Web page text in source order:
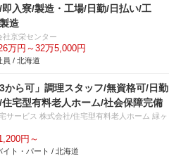
入寮/製造・工場/日勤/日払い/工
造
社京栄センター
万円～32万5,000円
員 / 北海道
3から可」調理スタッフ/無資格可/日勤
宅型有料老人ホーム/社会保障完備
サービス 株式会社/住宅型有料老人ホーム 緑ヶ
円～
イト・パート / 北海道